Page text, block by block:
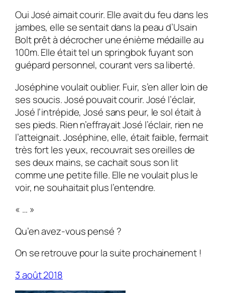
Oui José aimait courir. Elle avait du feu dans les
jambes, elle se sentait dans la peau d’Usain
Bolt prêt à décrocher une énième médaille au
100m. Elle était tel un springbok fuyant son
guépard personnel, courant vers sa liberté.
Joséphine voulait oublier. Fuir, s’en aller loin de
ses soucis. José pouvait courir. José l’éclair,
José l’intrépide, José sans peur, le sol était à
ses pieds. Rien n’effrayait José l’éclair, rien ne
l’atteignait. Joséphine, elle, était faible, fermait
très fort les yeux, recouvrait ses oreilles de
ses deux mains, se cachait sous son lit
comme une petite fille. Elle ne voulait plus le
voir, ne souhaitait plus l’entendre.
« … »
Qu’en avez-vous pensé ?
On se retrouve pour la suite prochainement !
3 août 2018